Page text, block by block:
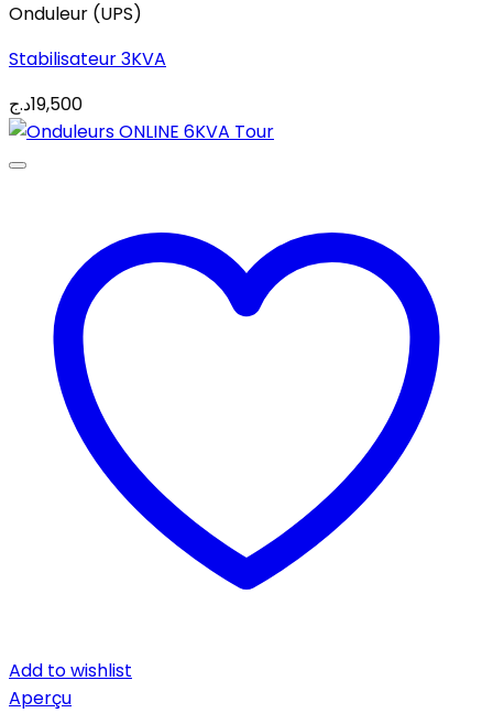
Onduleur (UPS)
Stabilisateur 3KVA
19,500د.ج
Add to wishlist
Aperçu